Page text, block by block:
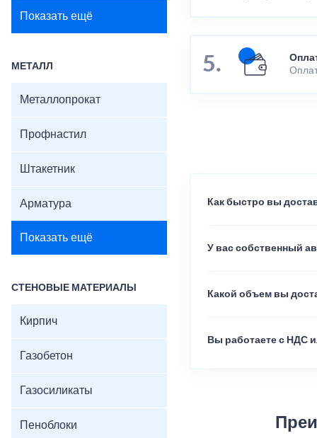
Показать ещё
МЕТАЛЛ
Металлопрокат
Профнастил
Штакетник
Арматура
Показать ещё
СТЕНОВЫЕ МАТЕРИАЛЫ
Кирпич
Газобетон
Газосиликаты
Пеноблоки
Как быстро вы
У вас собственный
Какой объем вы
Вы работаете с НДС